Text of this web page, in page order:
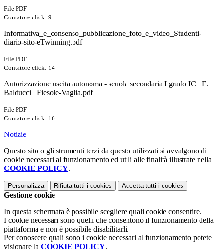
File PDF
Contatore click: 9
Informativa_e_consenso_pubblicazione_foto_e_video_Studenti-
diario-sito-eTwinning.pdf
File PDF
Contatore click: 14
Autorizzazione uscita autonoma - scuola secondaria I grado IC _E.
Balducci_ Fiesole-Vaglia.pdf
File PDF
Contatore click: 16
Notizie
Questo sito o gli strumenti terzi da questo utilizzati si avvalgono di
cookie necessari al funzionamento ed utili alle finalità illustrate nella
COOKIE POLICY.
Personalizza Rifiuta tutti i cookies Accetta tutti i cookies
Gestione cookie
In questa schermata è possibile scegliere quali cookie consentire.
I cookie necessari sono quelli che consentono il funzionamento della
piattaforma e non è possibile disabilitarli.
Per conoscere quali sono i cookie necessari al funzionamento potete
visionare la COOKIE POLICY.